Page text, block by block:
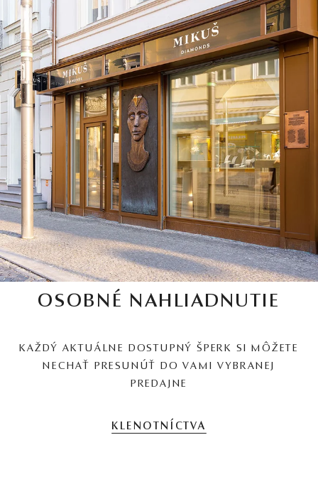
OSOBNÉ NAHLIADNUTIE
KAŽDÝ AKTUÁLNE DOSTUPNÝ ŠPERK SI MÔŽETE
NECHAŤ PRESUNÚŤ DO VAMI VYBRANEJ
PREDAJNE
KLENOTNÍCTVA